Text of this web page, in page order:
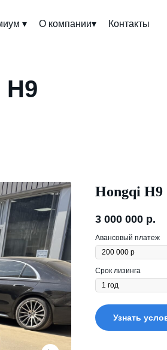
▾ О компании▾ Контакты
Hongqi H9
3 000 000 р.
Авансовый платеж
Срок лизинга
Узнать